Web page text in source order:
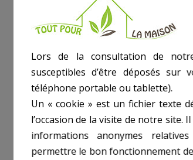
Lors de la consultation de
susceptibles d’être déposés sur
téléphone portable ou tablette).
Un « cookie » est un fichier texte
l’occasion de la visite de notre site.
informations anonymes
permettre le bon fonctionnement